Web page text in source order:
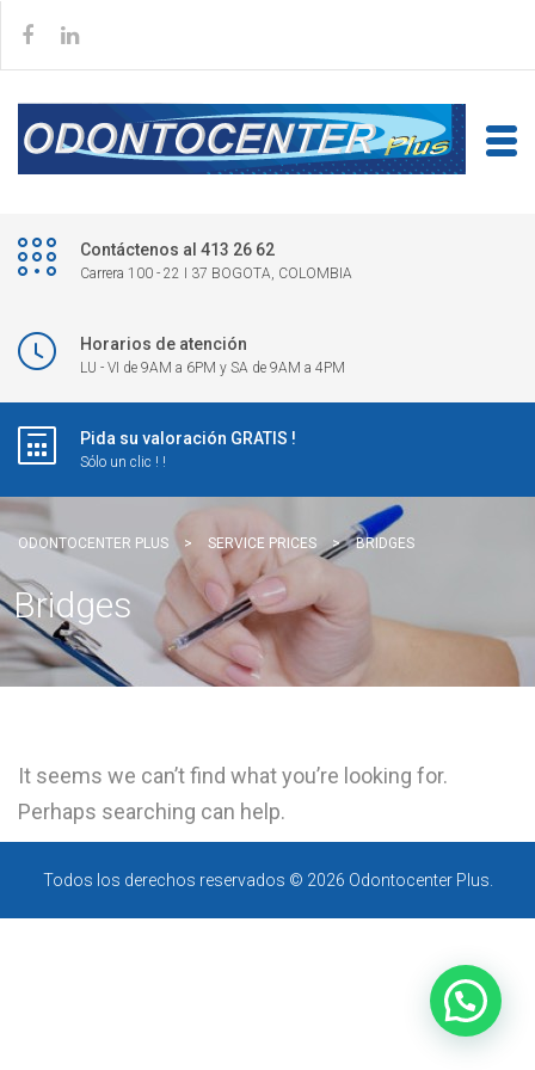
Contáctenos al 413 26 62
Carrera 100 - 22 I 37 BOGOTA, COLOMBIA
Horarios de atención
LU - VI de 9AM a 6PM y SA de 9AM a 4PM
Pida su valoración GRATIS !
Sólo un clic ! !
ODONTOCENTER PLUS > SERVICE PRICES > BRIDGES
Bridges
It seems we can’t find what you’re looking for.
Perhaps searching can help.
Todos los derechos reservados © 2026 Odontocenter Plus.